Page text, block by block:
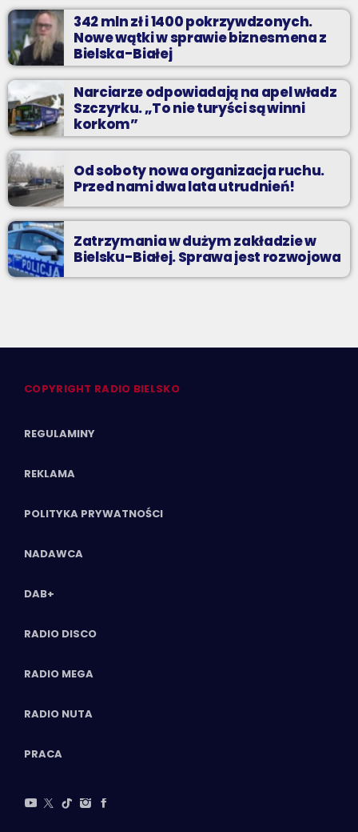
342 mln zł i 1400 pokrzywdzonych.
Nowe wątki w sprawie biznesmena z
Bielska-Białej
Narciarze odpowiadają na apel władz
Szczyrku. „To nie turyści są winni
korkom”
Od soboty nowa organizacja ruchu.
Przed nami dwa lata utrudnień!
Zatrzymania w dużym zakładzie w
Bielsku-Białej. Sprawa jest rozwojowa
COPYRIGHT RADIO BIELSKO
REGULAMINY
REKLAMA
POLITYKA PRYWATNOŚCI
NADAWCA
DAB+
RADIO DISCO
RADIO MEGA
RADIO NUTA
PRACA